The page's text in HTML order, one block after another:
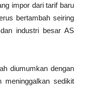
impor dari tarif baru
bertambah seiring
industri besar AS
diumumkan dengan
sedikit